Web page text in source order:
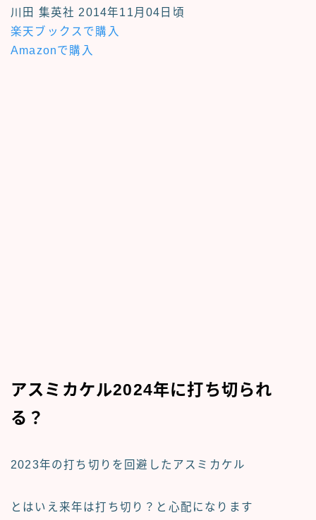
川田 集英社 2014年11月04日頃
楽天ブックスで購入
Amazonで購入
アスミカケル2024年に打ち切られ
る？
2023年の打ち切りを回避 したアスミカケル
とはいえ 来年は打ち切り？ と心配になります